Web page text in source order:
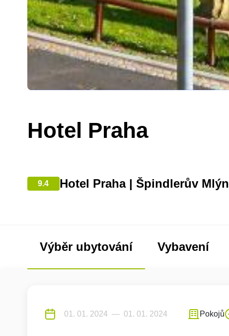
Hotel Praha
9.4 Hotel Praha | Špindlerův Mlýn
Výběr ubytování Vybavení
Pokojů